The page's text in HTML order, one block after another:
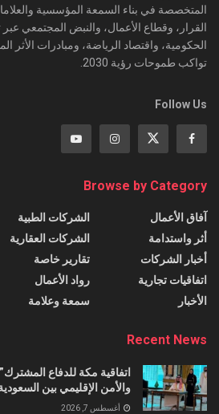
المتخصصة في بناء السمعة المؤسسية
القرار، وقطاع الأعمال، والنبض المجتمعي
الحكومية، واقتصاد الرياضة، ومبادرات الأثر
تواكب طموحات رؤية 2030.
Follow Us
Browse by Category
آفاق الأعمال
أثر واستدامة
أخبار الشركات
اتفاقيات تجارية
الأخبار
الشركات الطبية
الشركات العقارية
تقارير خاصة
رواد الأعمال
سمعة وعلامة
Recent News
اتفاقية مكة للدفاع
والأمن الإقليمي بين
أغسطس 7, 2026